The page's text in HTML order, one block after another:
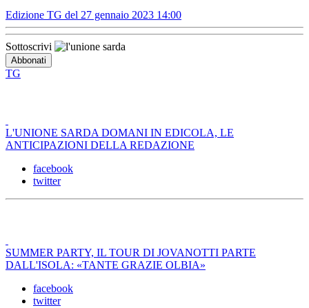
Edizione TG del 27 gennaio 2023 14:00
Sottoscrivi
TG
L'UNIONE SARDA DOMANI IN EDICOLA, LE
ANTICIPAZIONI DELLA REDAZIONE
facebook
twitter
SUMMER PARTY, IL TOUR DI JOVANOTTI PARTE
DALL'ISOLA: «TANTE GRAZIE OLBIA»
facebook
twitter